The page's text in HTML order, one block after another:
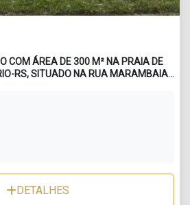
COM ÁREA DE 300 M² NA PRAIA DE
RS, SITUADO NA RUA MARAMBAIA,
DETALHES